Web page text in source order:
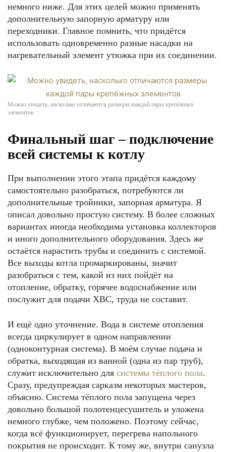
немного ниже. Для этих целей можно применять
дополнительную запорную арматуру или
переходники. Главное помнить, что придётся
использовать одновременно разные насадки на
нагревательный элемент утюжка при их соединении.
Можно увидеть, насколько отличаются размеры каждой пары крепёжных
элементов
Финальный шаг – подключение
всей системы к котлу
При выполнении этого этапа придётся каждому
самостоятельно разобраться, потребуются ли
дополнительные тройники, запорная арматура. Я
описал довольно простую систему. В более сложных
вариантах иногда необходима установка коллекторов
и иного дополнительного оборудования. Здесь же
остаётся нарастить трубы и соединить с системой.
Все выходы котла промаркированы, значит
разобраться с тем, какой из них пойдёт на
отопление, обратку, горячее водоснабжение или
послужит для подачи ХВС, труда не составит.
И ещё одно уточнение. Вода в системе отопления
всегда циркулирует в одном направлении
(одноконтурная система). В моём случае подача и
обратка, выходящая из ванной (одна из пар труб),
служит исключительно для системы тёплого пола.
Сразу, предупреждая сарказм некоторых мастеров,
объясню. Система тёплого пола запущена через
довольно большой полотенцесушитель и уложена
немного глубже, чем положено. Поэтому сейчас,
когда всё функционирует, перегрева напольного
покрытия не происходит. К тому же, внутри санузла